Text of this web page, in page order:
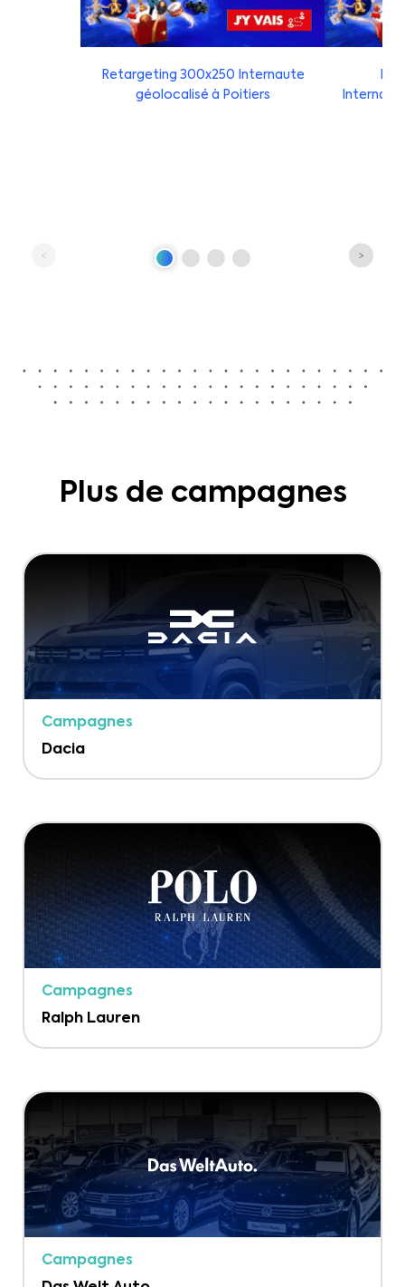
Retargeting 300x250 Internaute
géolocalisé à Poitiers
Plus de campagnes
Campagnes
Dacia
Campagnes
Ralph Lauren
Campagnes